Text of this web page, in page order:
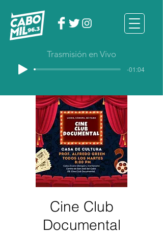
Trasmisión en Vivo
-01:04
Cine Club
Documental